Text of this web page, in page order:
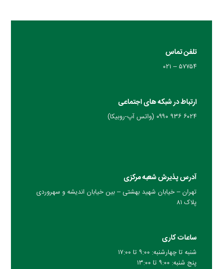
تلفن تماس
۵۷۷۵۴ – ۰۲۱
ارتباط در شبکه های اجتماعی
۶۰۲۴ ۹۳۶ ۰۹۹۰ (واتس آپ-روبیکا)
آدرس پذیرش شعبه مرکزی
تهران – خیابان شهید بهشتی – بین خیابان اندیشه و سهروردی
پلاک ۸۱
ساعات کاری
شنبه تا چهارشنبه: ۹:۰۰ تا ۱۷:۰۰
پنج شنبه: ۹:۰۰ تا ۱۳:۰۰